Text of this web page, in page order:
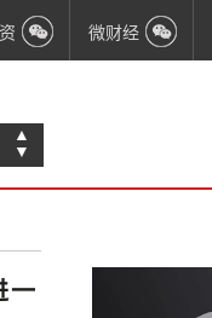
微财经
▲
▼
一